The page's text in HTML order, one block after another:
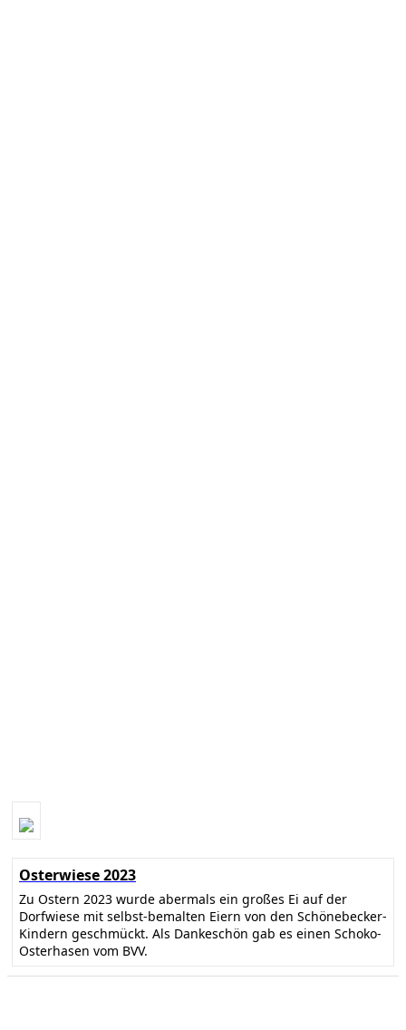
Osterwiese 2023
Zu Ostern 2023 wurde abermals ein großes Ei auf der
Dorfwiese mit selbst-bemalten Eiern von den Schönebecker-
Kindern geschmückt. Als Dankeschön gab es einen Schoko-
Osterhasen vom BVV.